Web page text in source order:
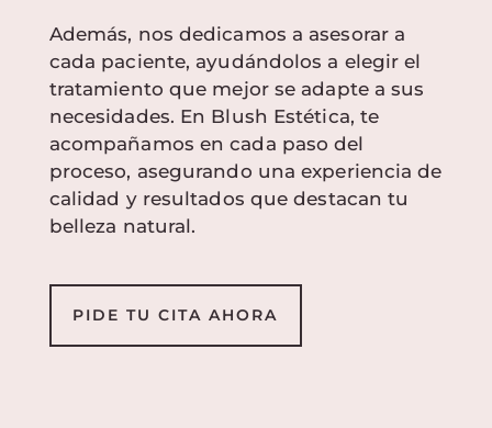
Además, nos dedicamos a asesorar a
cada paciente, ayudándolos a elegir el
tratamiento que mejor se adapte a sus
necesidades. En Blush Estética, te
acompañamos en cada paso del
proceso, asegurando una experiencia de
calidad y resultados que destacan tu
belleza natural.
PIDE TU CITA AHORA